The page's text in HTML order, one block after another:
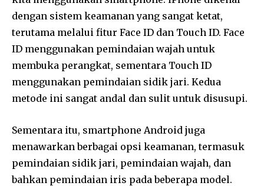
dengan sistem keamanan yang sangat ketat,
terutama melalui fitur Face ID dan Touch ID. Face
ID menggunakan pemindaian wajah untuk
membuka perangkat, sementara Touch ID
menggunakan pemindaian sidik jari. Kedua
metode ini sangat andal dan sulit untuk disusupi.
Sementara itu, smartphone Android juga
menawarkan berbagai opsi keamanan, termasuk
pemindaian sidik jari, pemindaian wajah, dan
bahkan pemindaian iris pada beberapa model.